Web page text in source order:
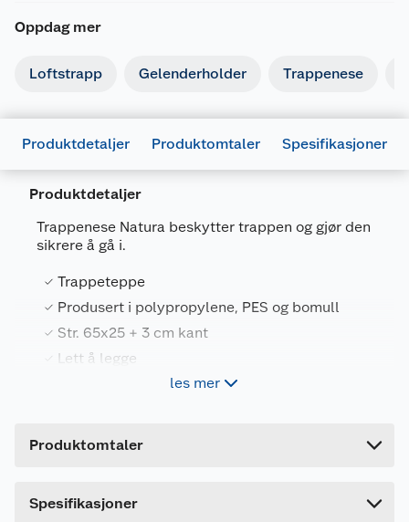
Oppdag mer
Loftstrapp Gelenderholder Trappenese
Produktdetaljer Produktomtaler Spesifikasjoner
Produktdetaljer
Trappenese Natura beskytter trappen og gjør den
sikrere å gå i.
Trappeteppe
Produsert i polypropylene, PES og bomull
Str. 65x25 + 3 cm kant
Lett å legge
Ensfarget trappeteppe med selvklebende
Med et trappeteppe sikrer du den glatte trappen
les mer
Produktomtaler
Spesifikasjoner
Generelt
Leverandørens artikkelnummer
24777
Farge